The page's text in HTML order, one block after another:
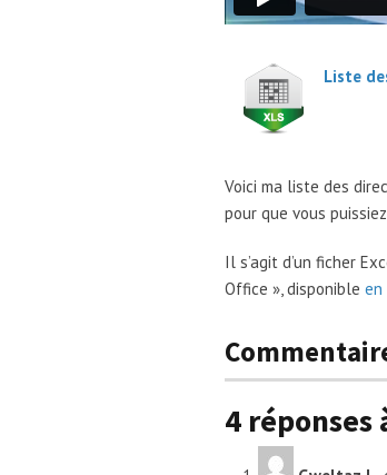
Liste
Voici ma liste des
pour que vous
Il s’agit d’un ficher
Office », disponible en
4 réponses